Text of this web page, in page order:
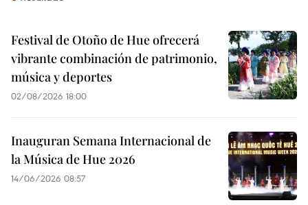
Festival de Otoño de Hue ofrecerá
vibrante combinación de patrimonio,
música y deportes
02/08/2026 18:00
Inauguran Semana Internacional de
la Música de Hue 2026
14/06/2026 08:57